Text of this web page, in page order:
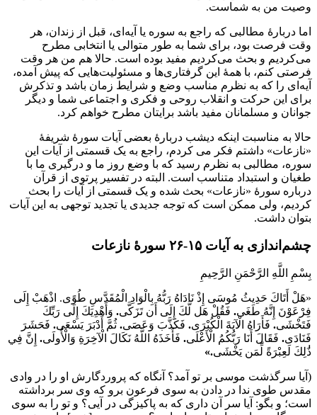
وصیت من به شماست.
اما دربارۀ مطالبی که راجع به سوره یا آیه‌ای، قبل از زندان، هر
وقت فرصت بود، برای شما به طور متوالی یا انتخابی مطرح
می‌کردیم و بحث می‌کردیم مفید بوده است. حالا هم من هر وقت
فرصتی کنم، با همۀ این گرفتاری‌ها و مسئولیت‌هایی که پیش آمده،
آیه‌ای را که به نظرم مناسب وضع و شرایط زمان باشد و تذکرش
برای این حرکت و انقلاب روحی و فکری و اجتماعی شما و دیگر
جوانان و مسلمانان مفید باشد برایتان مطرح خواهم کرد.
حالا به مناسبت اینکه دیشب دربارۀ بعضی آیات سورۀ شریفۀ
«نازعات» داشتم فکر می کردم، راجع به یک قسمتی از آیات این
سوره، مطالبی به نظرم رسید که با وضع روز ما و درگیری ما با
طغیان و استبداد متناسب است. البته در تفسیر پرتوی از قرآن
درباره سورۀ «نازعات» بحث شده و یک قسمتی از آیات را بحث
کردیم، ولی ممکن است که توجه جدیدی یا تجدید توجهی به این آیات
بتوان داشت.
چشم‌اندازی به آیات ۱۵-۲۶ سورۀ نازعات
بِسْمِ اللَّهِ الرَّحْمَنِ الرَّحِيمِ
«هَلْ أَتَاكَ حَدِيثُ مُوسَى إِذْ نَادَاهُ رَبُّهُ بِالْوَادِ الْمُقَدَّسِ طُوًى. اذْهَبْ إِلَى
فِرْعَوْنَ إِنَّهُ طَغَى. فَقُلْ هَل لَّكَ إِلَى أَن تَزَكَّى. وَأَهْدِيَكَ إِلَى رَبِّكَ
فَتَخْشَى. فَأَرَاهُ الْآيَةَ الْكُبْرَى. فَكَذَّبَ وَعَصَى. ثُمَّ أَدْبَرَ يَسْعَى. فَحَشَرَ
فَنَادَى. فَقَالَ أَنَا رَبُّكُمُ الْأَعْلَى. ‏ فَأَخَذَهُ اللَّهُ نَكَالَ الْآخِرَةِ وَالْأُولَى. إِنَّ فِي
ذَلِكَ لَعِبْرَةً لِّمَن يَخْشَى.»
(آیا سرگذشت موسی بر تو آمد؟ آنگاه که پروردگارش او را در وادی
مقدس طوی ندا در دادن به سوی فرعون برو که وی سر برداشته
است؛ و بگو: آیا سر آن داری که به پاکیزگی در آیی؟ و تو را به سوی